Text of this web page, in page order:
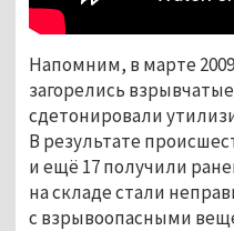
Напомним, в марте
загорелись
сдетонировали
В результате
и ещё 17 получили
на складе стали
с взрывоопасными